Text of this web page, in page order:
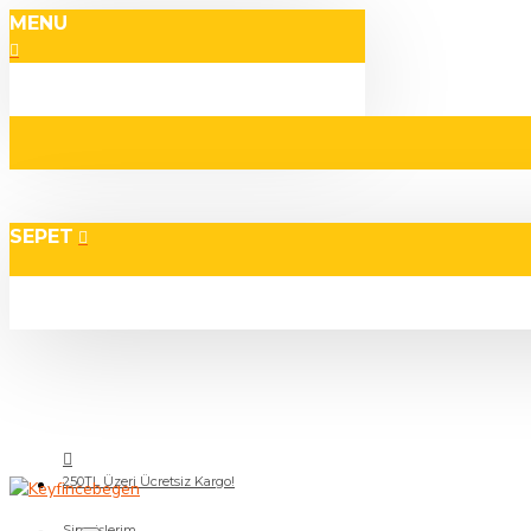
MENU
SEPET
250TL Üzeri Ücretsiz Kargo!